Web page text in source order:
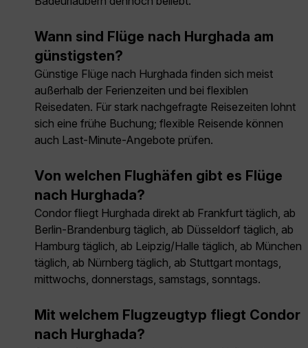
Wann sind Flüge nach Hurghada am
günstigsten?
Günstige Flüge nach Hurghada finden sich meist
außerhalb der Ferienzeiten und bei flexiblen
Reisedaten. Für stark nachgefragte Reisezeiten lohnt
sich eine frühe Buchung; flexible Reisende können
auch Last-Minute-Angebote prüfen.
Von welchen Flughäfen gibt es Flüge
nach Hurghada?
Condor fliegt Hurghada direkt ab Frankfurt täglich, ab
Berlin-Brandenburg täglich, ab Düsseldorf täglich, ab
Hamburg täglich, ab Leipzig/Halle täglich, ab München
täglich, ab Nürnberg täglich, ab Stuttgart montags,
mittwochs, donnerstags, samstags, sonntags.
Mit welchem Flugzeugtyp fliegt Condor
nach Hurghada?